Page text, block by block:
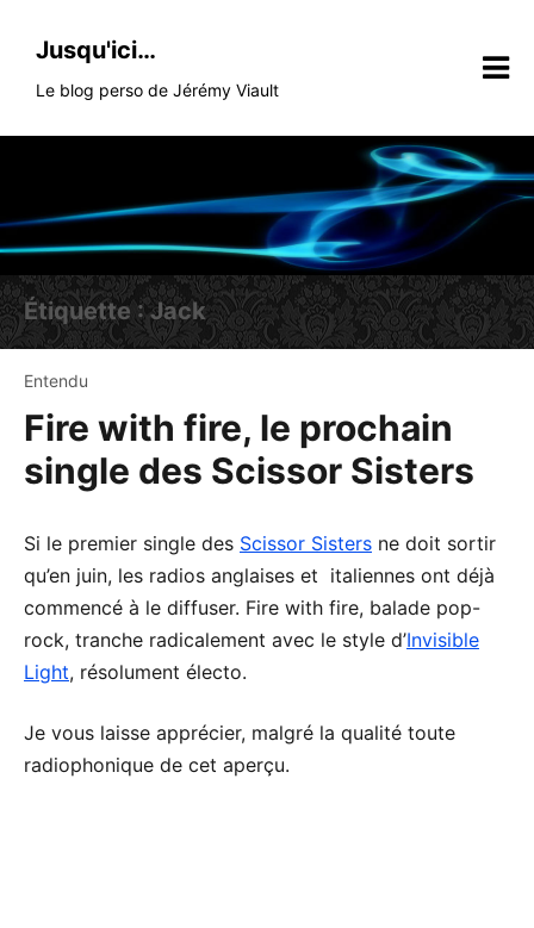
Jusqu'ici…
Le blog perso de Jérémy Viault
Étiquette :Jack
Entendu
Fire with fire, le prochain
single des Scissor Sisters
Si le premier single des Scissor Sisters ne doit sortir
qu’en juin, les radios anglaises et italiennes ont déjà
commencé à le diffuser. Fire with fire, balade pop-
rock, tranche radicalement avec le style d’Invisible
Light, résolument électo.
Je vous laisse apprécier, malgré la qualité toute
radiophonique de cet aperçu.